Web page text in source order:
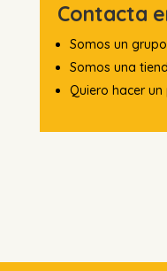
Contacta
Somos un
Somos una
Quiero hacer